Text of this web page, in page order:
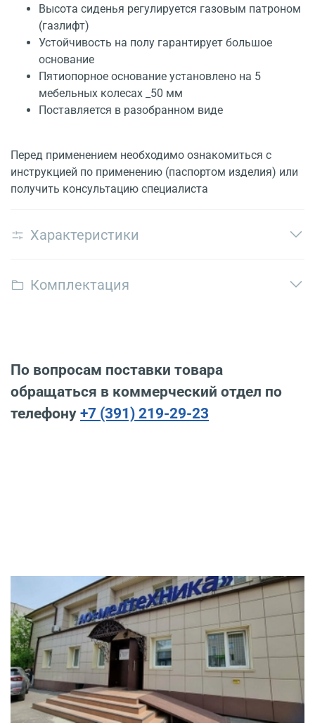
Высота сиденья регулируется газовым патроном
(газлифт)
Устойчивость на полу гарантирует большое
основание
Пятиопорное основание установлено на 5
мебельных колесах _50 мм
Поставляется в разобранном виде
Перед применением необходимо ознакомиться с
инструкцией по применению (паспортом изделия) или
получить консультацию специалиста
Характеристики
Комплектация
По вопросам поставки товара
обращаться в коммерческий отдел по
телефону +7 (391) 219-29-23